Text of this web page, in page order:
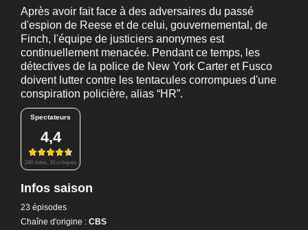
Après avoir fait face à des adversaires du passé
d'espion de Reese et de celui, gouvernemental, de
Finch, l'équipe de justiciers anonymes est
continuellement menacée. Pendant ce temps, les
détectives de la police de New York Carter et Fusco
doivent lutter contre les tentacules corrompues d'une
conspiration policière, alias “HR”.
Spectateurs
4,4
246 notes, 16 critiques
Infos saison
23 épisodes
Chaîne d'origine : CBS